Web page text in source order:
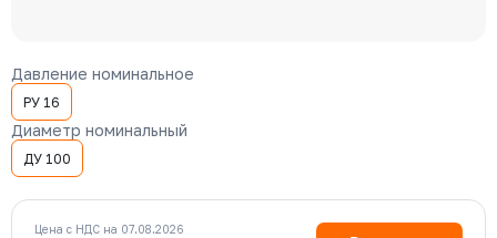
Давление номинальное
РУ 16
Диаметр номинальный
ДУ 100
Цена с НДС на 07.08.2026